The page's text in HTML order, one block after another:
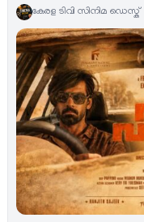
കേരള ടിവി സിനിമ ഡെസ്ക്